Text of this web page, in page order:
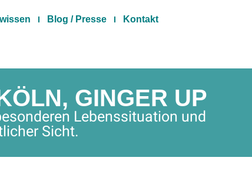
Blog / Presse Kontakt
GINGER UP
Lebenssituation und
Sicht.